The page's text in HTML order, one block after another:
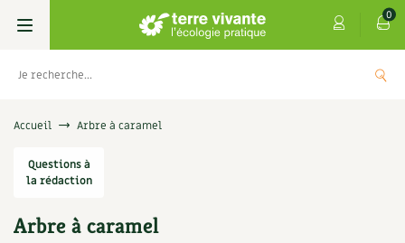
0
Livres
Permaculture, Jardin bio
Les 4 saisons
Accueil Arbre à caramel
Questions à
la rédaction
Arbre à caramel